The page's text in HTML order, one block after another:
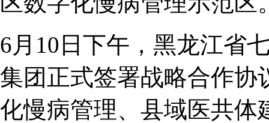
6月10日下午，黑龙江省
集团正式签署战略合作协
化慢病管理、县域医共体